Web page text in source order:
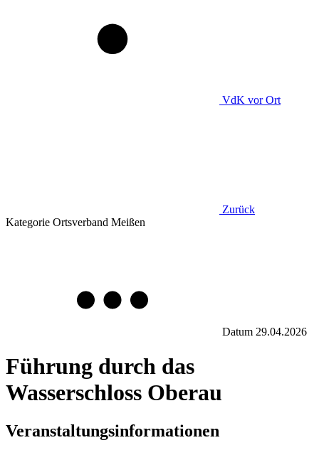
VdK vor Ort
Zurück
Kategorie Ortsverband Meißen
Datum 29.04.2026
Führung durch das
Wasserschloss Oberau
Veranstaltungsinformationen